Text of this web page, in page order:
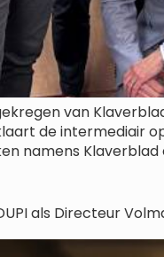
van
de intermediair
namens
als Directeur